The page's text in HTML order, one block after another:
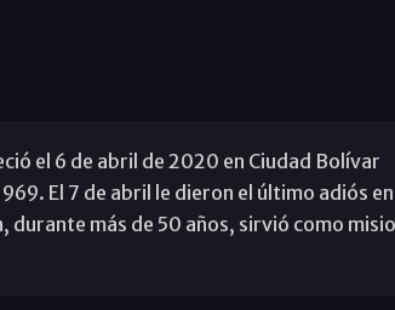
el 6 de abril de 2020 en Ciudad Bolívar
El 7 de abril le dieron el último adiós
durante más de 50 años, sirvió como